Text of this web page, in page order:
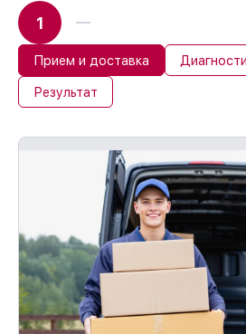
вине, компенсируем
Обслуживание
36 месяцев
Если у вас есть чек и
талон, мы обслужим
1
Прием и доставка
Результат